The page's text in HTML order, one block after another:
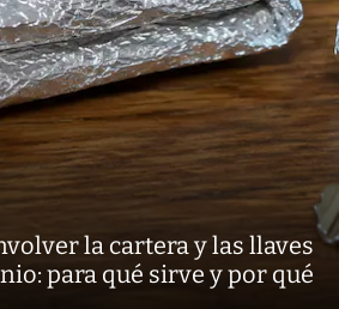
la cartera y las llaves
para qué sirve y por qué